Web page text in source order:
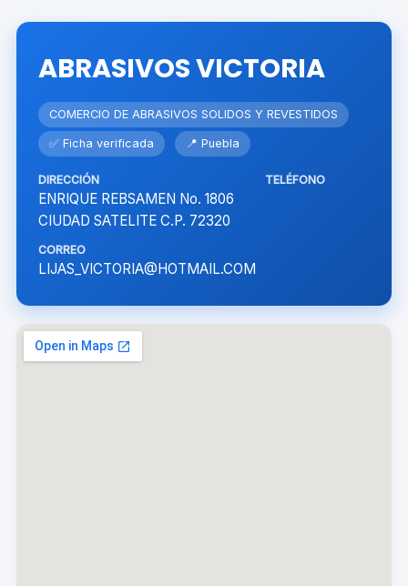
ABRASIVOS VICTORIA
COMERCIO DE ABRASIVOS SOLIDOS Y REVESTIDOS
✅ Ficha verificada 📍 Puebla
DIRECCIÓN
ENRIQUE REBSAMEN No. 1806
CIUDAD SATELITE C.P. 72320
TELÉFONO
CORREO
LIJAS_VICTORIA@HOTMAIL.COM